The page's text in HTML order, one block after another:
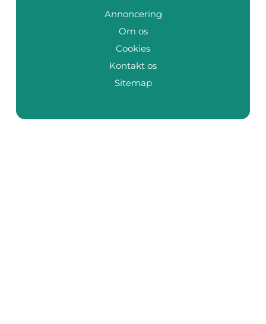
Annoncering
Om os
Cookies
Kontakt os
Sitemap